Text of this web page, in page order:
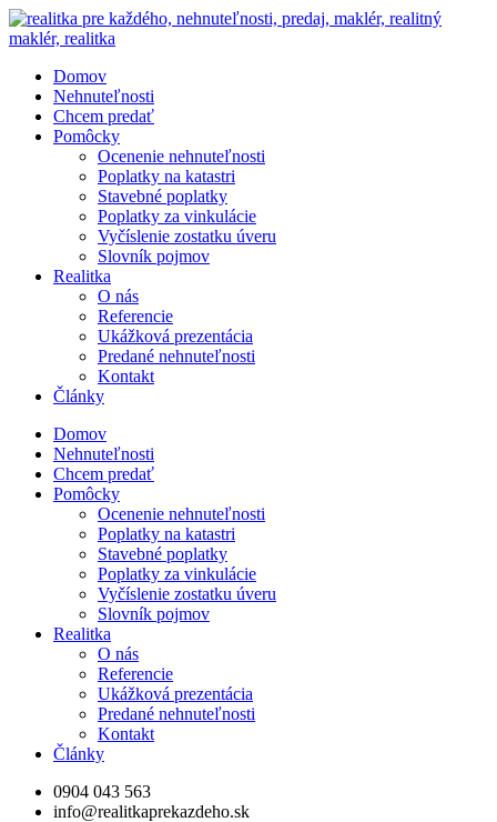
Preskočiť
na
Domov
Nehnuteľnosti
Chcem predať
Pomôcky
Ocenenie nehnuteľnosti
Poplatky na katastri
Stavebné poplatky
Poplatky za vinkulácie
Vyčíslenie zostatku úveru
Slovník pojmov
Realitka
O nás
Referencie
Ukážková prezentácia
Predané nehnuteľnosti
Kontakt
Články
Domov
Nehnuteľnosti
Chcem predať
Pomôcky
Ocenenie nehnuteľnosti
Poplatky na katastri
Stavebné poplatky
Poplatky za vinkulácie
Vyčíslenie zostatku úveru
Slovník pojmov
Realitka
O nás
Referencie
Ukážková prezentácia
Predané nehnuteľnosti
Kontakt
Články
0904 043 563
info@realitkaprekazdeho.sk